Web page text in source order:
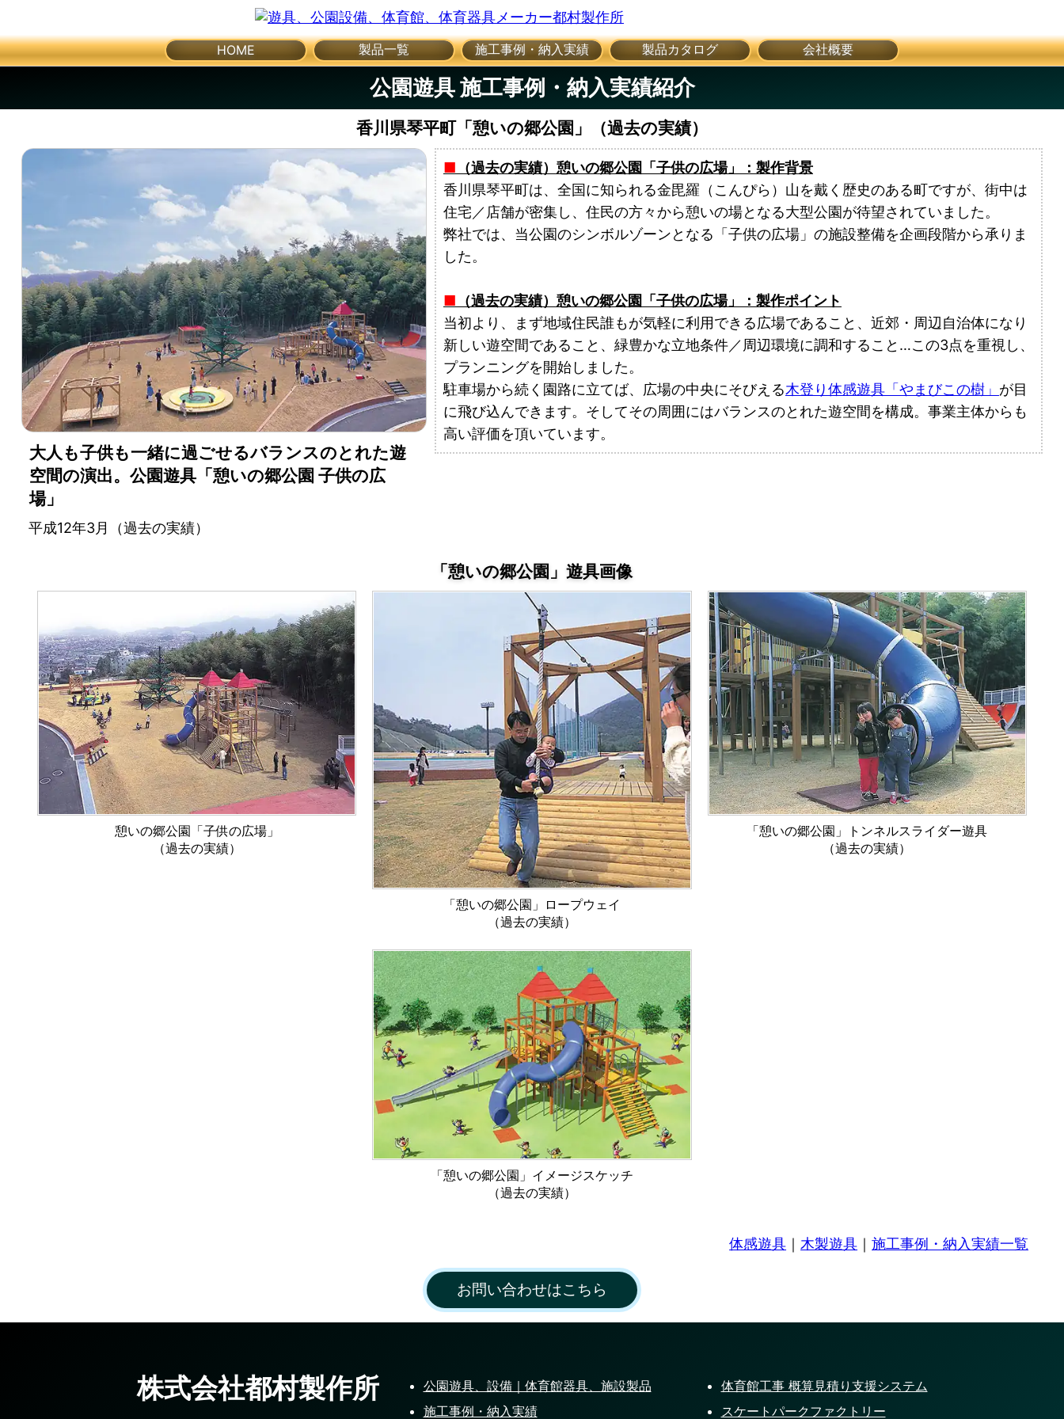
育
館・
体
育
器
具
公
園
設
備・
メ
メ
ニ
を
HOME 製品一覧 施工事例・納入実績 製品カタログ 会社概要
公園遊具 施工事例・納入実績紹介
香川県琴平町「憩いの郷公園」（過去の実績）
大人も子供も一緒に過ごせるバランスのとれた遊
空間の演出。公園遊具「憩いの郷公園 子供の広
場」
平成12年3月 （過去の実績）
（過去の実績）憩いの郷公園「子供の広場」：製作背景
香川県琴平町は、全国に知られる金毘羅（こんぴら）山を戴く歴史のある町ですが、街中は
住宅／店舗が密集し、住民の方々から憩いの場となる大型公園が待望されていました。
弊社では、当公園のシンボルゾーンとなる「子供の広場」の施設整備を企画段階から承りま
した。
（過去の実績）憩いの郷公園「子供の広場」：製作ポイント
当初より、まず地域住民誰もが気軽に利用できる広場であること、近郊・周辺自治体になり
新しい遊空間であること、緑豊かな立地条件／周辺環境に調和すること…この3点を重視し、
プランニングを開始しました。
駐車場から続く園路に立てば、広場の中央にそびえる木登り体感遊具「やまびこの樹」 が目
に飛び込んできます。そしてその周囲にはバランスのとれた遊空間を構成。事業主体からも
高い評価を頂いています。
「憩いの郷公園」遊具画像
憩いの郷公園「子供の広場」
（過去の実績）
「憩いの郷公園」ロープウェイ
（過去の実績）
「憩いの郷公園」トンネルスライダー遊具
（過去の実績）
「憩いの郷公園」イメージスケッチ
（過去の実績）
体感遊具 ｜ 木製遊具 ｜施工事例・納入実績一覧
お問い合わせはこちら
株式会社都村製作所
公園遊具、設備｜体育館器具、施設製品
施工事例・納入実績
体育館工事 概算見積り支援システム
スケートパークファクトリー